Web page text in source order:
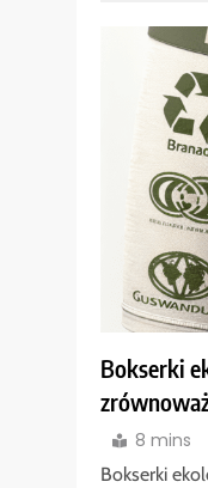
Bokserki
8 mins
Bokserki